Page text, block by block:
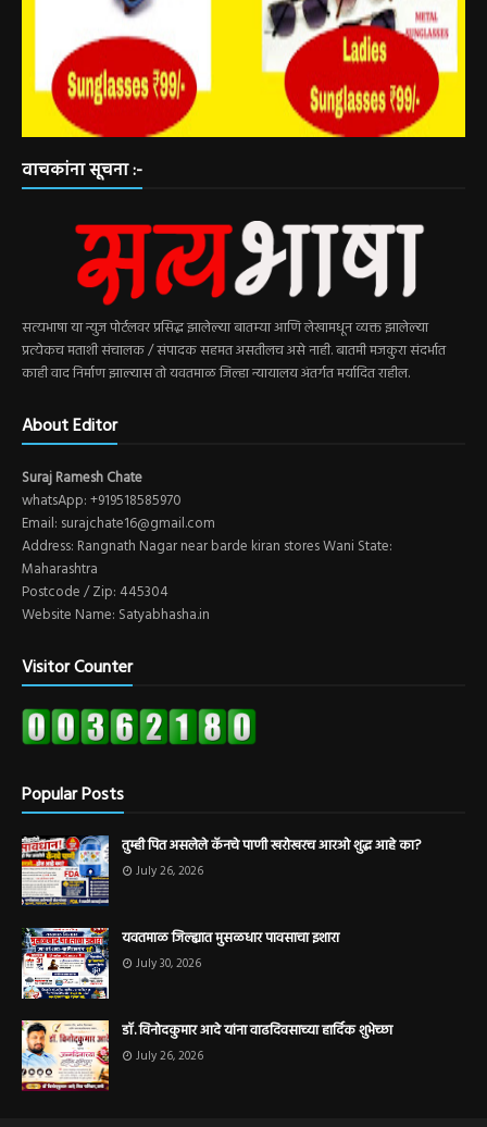
वाचकांना सूचना :-
सत्यभाषा या न्युज पोर्टलवर प्रसिद्ध झालेल्या बातम्या आणि लेखामधून व्यक्त झालेल्या
प्रत्येकच मताशी संचालक / संपादक सहमत असतीलच असे नाही. बातमी मजकुरा संदर्भात
काही वाद निर्माण झाल्यास तो यवतमाळ जिल्हा न्यायालय अंतर्गत मर्यादित राहील.
About Editor
Suraj Ramesh Chate
whatsApp: +919518585970
Email: surajchate16@gmail.com
Address: Rangnath Nagar near barde kiran stores Wani State:
Maharashtra
Postcode / Zip: 445304
Website Name: Satyabhasha.in
Visitor Counter
Popular Posts
तुम्ही पित असलेले कॅनचे पाणी खरोखरच आरओ शुद्ध आहे का?
July 26, 2026
यवतमाळ जिल्ह्यात मुसळधार पावसाचा इशारा
July 30, 2026
डॉ. विनोदकुमार आदे यांना वाढदिवसाच्या हार्दिक शुभेच्छा
July 26, 2026